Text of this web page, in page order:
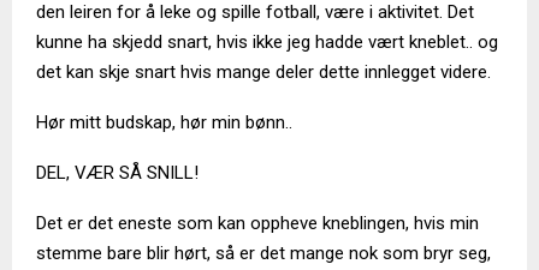
den leiren for å leke og spille fotball, være i aktivitet. Det
kunne ha skjedd snart, hvis ikke jeg hadde vært kneblet.. og
det kan skje snart hvis mange deler dette innlegget videre.
Hør mitt budskap, hør min bønn..
DEL, VÆR SÅ SNILL!
Det er det eneste som kan oppheve kneblingen, hvis min
stemme bare blir hørt, så er det mange nok som bryr seg,